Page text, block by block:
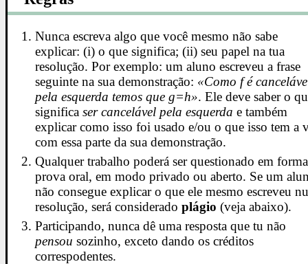
Nunca escreva algo que você mesmo não sabe
explicar: (i) o que significa; (ii) seu papel na tua
resolução. Por exemplo: um aluno escreveu a frase
seguinte na sua demonstração: «Como f é
pela esquerda temos que g=h». Ele deve saber o
significaser cancelável pela esquerda e também
explicar como isso foi usado e/ou o que isso tem a
com essa parte da sua demonstração.
Qualquer trabalho poderá ser questionado em
prova oral, em modo privado ou aberto. Se um
não consegue explicar o que ele mesmo escreveu
resolução, será consideradoplágio (veja abaixo).
Participando, nunca dê uma resposta que tu não
pensou sozinho, exceto dando os créditos
correspodentes.